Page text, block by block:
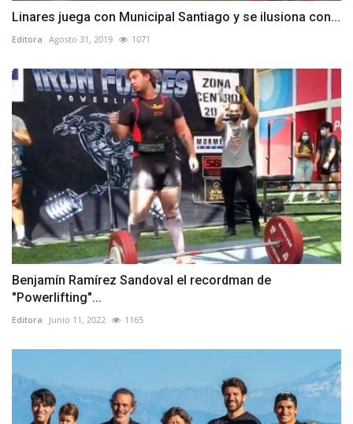
Linares juega con Municipal Santiago y se ilusiona con...
Editora Agosto 31, 2019 1071
Benjamín Ramírez Sandoval el recordman de
"Powerlifting"...
Editora Junio 11, 2022 1165